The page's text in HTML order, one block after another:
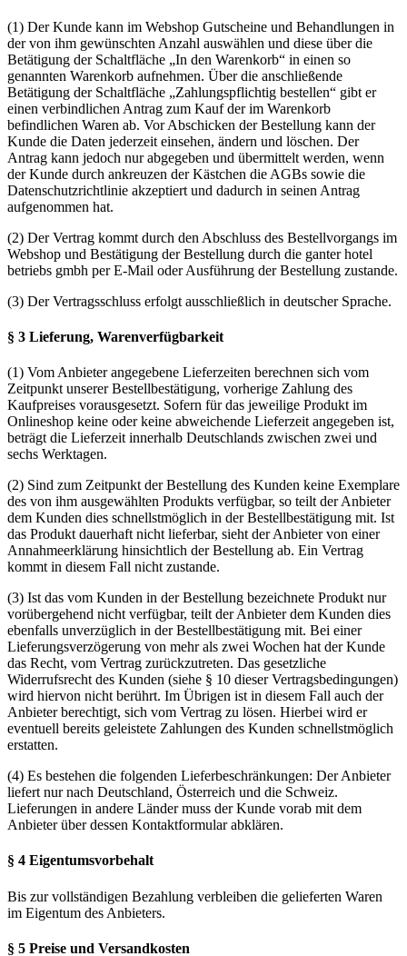
(1) Der Kunde kann im Webshop Gutscheine und Behandlungen in
der von ihm gewünschten Anzahl auswählen und diese über die
Betätigung der Schaltfläche „In den Warenkorb“ in einen so
genannten Warenkorb aufnehmen. Über die anschließende
Betätigung der Schaltfläche „Zahlungspflichtig bestellen“ gibt er
einen verbindlichen Antrag zum Kauf der im Warenkorb
befindlichen Waren ab. Vor Abschicken der Bestellung kann der
Kunde die Daten jederzeit einsehen, ändern und löschen. Der
Antrag kann jedoch nur abgegeben und übermittelt werden, wenn
der Kunde durch ankreuzen der Kästchen die AGBs sowie die
Datenschutzrichtlinie akzeptiert und dadurch in seinen Antrag
aufgenommen hat.
(2) Der Vertrag kommt durch den Abschluss des Bestellvorgangs im
Webshop und Bestätigung der Bestellung durch die ganter hotel
betriebs gmbh per E-Mail oder Ausführung der Bestellung zustande.
(3) Der Vertragsschluss erfolgt ausschließlich in deutscher Sprache.
§ 3 Lieferung, Warenverfügbarkeit
(1) Vom Anbieter angegebene Lieferzeiten berechnen sich vom
Zeitpunkt unserer Bestellbestätigung, vorherige Zahlung des
Kaufpreises vorausgesetzt. Sofern für das jeweilige Produkt im
Onlineshop keine oder keine abweichende Lieferzeit angegeben ist,
beträgt die Lieferzeit innerhalb Deutschlands zwischen zwei und
sechs Werktagen.
(2) Sind zum Zeitpunkt der Bestellung des Kunden keine Exemplare
des von ihm ausgewählten Produkts verfügbar, so teilt der Anbieter
dem Kunden dies schnellstmöglich in der Bestellbestätigung mit. Ist
das Produkt dauerhaft nicht lieferbar, sieht der Anbieter von einer
Annahmeerklärung hinsichtlich der Bestellung ab. Ein Vertrag
kommt in diesem Fall nicht zustande.
(3) Ist das vom Kunden in der Bestellung bezeichnete Produkt nur
vorübergehend nicht verfügbar, teilt der Anbieter dem Kunden dies
ebenfalls unverzüglich in der Bestellbestätigung mit. Bei einer
Lieferungsverzögerung von mehr als zwei Wochen hat der Kunde
das Recht, vom Vertrag zurückzutreten. Das gesetzliche
Widerrufsrecht des Kunden (siehe § 10 dieser Vertragsbedingungen)
wird hiervon nicht berührt. Im Übrigen ist in diesem Fall auch der
Anbieter berechtigt, sich vom Vertrag zu lösen. Hierbei wird er
eventuell bereits geleistete Zahlungen des Kunden schnellstmöglich
erstatten.
(4) Es bestehen die folgenden Lieferbeschränkungen: Der Anbieter
liefert nur nach Deutschland, Österreich und die Schweiz.
Lieferungen in andere Länder muss der Kunde vorab mit dem
Anbieter über dessen Kontaktformular abklären.
§ 4 Eigentumsvorbehalt
Bis zur vollständigen Bezahlung verbleiben die gelieferten Waren
im Eigentum des Anbieters.
§ 5 Preise und Versandkosten